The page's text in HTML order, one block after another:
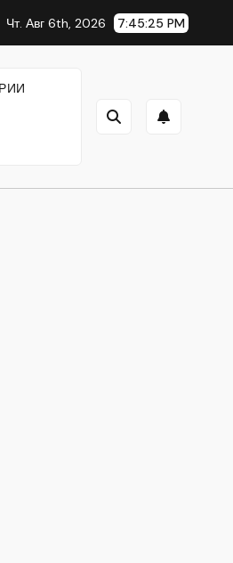
ФИЛОСОФИЯ ХАСИДИЗМА
Чт. Авг 6th, 2026 7:45:25 PM